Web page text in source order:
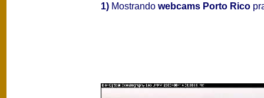
1) Mostrando webcams Porto Rico